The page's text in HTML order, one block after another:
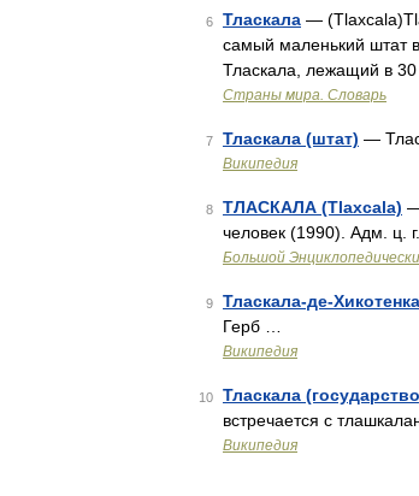
6 Тласкала —
самый маленький штат
Тласкала, лежащий в 30
Страны мира. Словарь
7 Тласкала (штат) —
Википедия
8 ТЛАСКАЛА (Tlaxcala)
человек (1990). Адм. ц.
Большой
9 Тласкала-де-
Герб …
Википедия
10 Тласкала
встречается с
Википедия